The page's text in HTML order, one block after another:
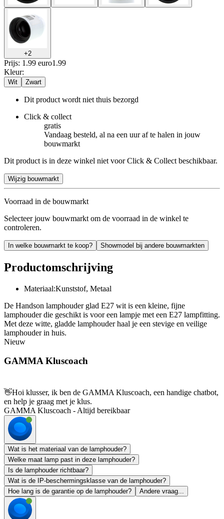
+2
Prijs: 1.99 euro1 .99
Kleur:
Wit Zwart
Dit product wordt niet thuis bezorgd
Click & collect
gratis
Vandaag besteld, al na een uur af te halen in jouw
bouwmarkt
Dit product is in deze winkel niet voor Click & Collect beschikbaar.
Wijzig bouwmarkt
Voorraad in de bouwmarkt
Selecteer jouw bouwmarkt om de voorraad in de winkel te
controleren.
In welke bouwmarkt te koop? Showmodel bij andere bouwmarkten
Productomschrijving
Materiaal:Kunststof, Metaal
De Handson lamphouder glad E27 wit is een kleine, fijne
lamphouder die geschikt is voor een lampje met een E27 lampfitting.
Met deze witte, gladde lamphouder haal je een stevige en veilige
lamphouder in huis.
Nieuw
GAMMA Kluscoach
👋Hoi klusser, ik ben de GAMMA Kluscoach, een handige chatbot,
en help je graag met je klus.
GAMMA Kluscoach - Altijd bereikbaar
Wat is het materiaal van de lamphouder?
Welke maat lamp past in deze lamphouder?
Is de lamphouder richtbaar?
Wat is de IP-beschermingsklasse van de lamphouder?
Hoe lang is de garantie op de lamphouder?
Andere vraag...